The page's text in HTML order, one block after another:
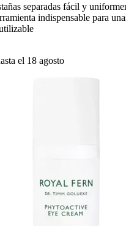
separadas fácil y
indispensable para
el 18 agosto